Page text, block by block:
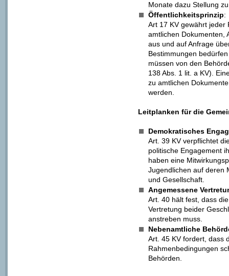
Monate dazu Stellung
Öffentlichkeitsprinzip:
Art 17 KV gewährt jeder
amtlichen Dokumenten,
aus und auf Anfrage
Bestimmungen
müssen von den
138 Abs. 1 lit. a KV).
zu amtlichen
werden.
Leitplanken für die
Demokratisches
Art. 39 KV verpflichtet
politische Engagement
haben eine
Jugendlichen auf deren
und Gesellschaft.
Angemessene
Art. 40 hält fest, dass
Vertretung beider
anstreben muss.
Nebenamtliche
Art. 45 KV fordert, dass
Rahmenbedingungen
Behörden.